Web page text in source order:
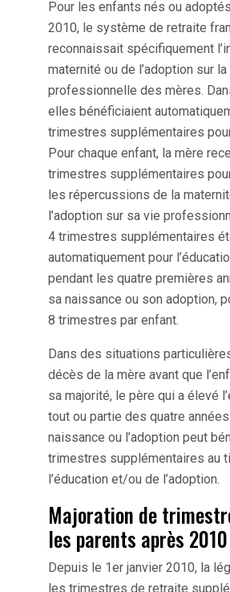
Pour les enfants nés ou
2010, le système de retraite
reconnaissait spécifiquement
maternité ou de l’adoption sur
professionnelle des mères.
elles bénéficiaient
trimestres supplémentaires
Pour chaque enfant, la mère
trimestres supplémentaires
les répercussions de la
l’adoption sur sa vie
4 trimestres supplémentaires
automatiquement pour
pendant les quatre premières
sa naissance ou son adoption,
8 trimestres par enfant.
Dans des situations
décès de la mère avant que
sa majorité, le père qui a élevé
tout ou partie des quatre
naissance ou l’adoption peut
trimestres supplémentaires au
l’éducation et/ou de l’adoption.
Majoration de
les parents après 2010
Depuis le 1er janvier 2010, la
les trimestres de retraite